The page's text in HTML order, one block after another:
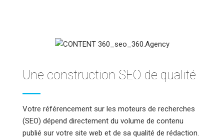
Une construction SEO de qualité
Votre référencement sur les moteurs de recherches
(SEO) dépend directement du volume de contenu
publié sur votre site web et de sa qualité de rédaction.